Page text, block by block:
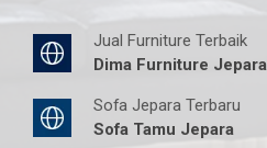
Jual Furniture Terbaik
Dima Furniture Jepara
Sofa Jepara Terbaru
Sofa Tamu Jepara